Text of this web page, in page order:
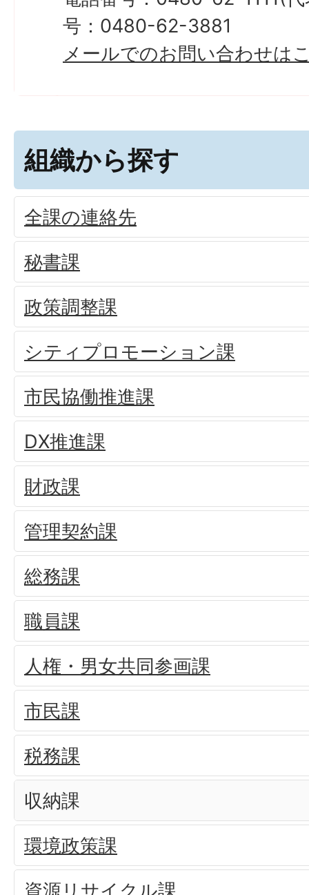
号：0480-62-3881
メールでのお問い合わせは
組織から探す
全課の連絡先
秘書課
政策調整課
シティプロモーション課
市民協働推進課
DX推進課
財政課
管理契約課
総務課
職員課
人権・男女共同参画課
市民課
税務課
収納課
環境政策課